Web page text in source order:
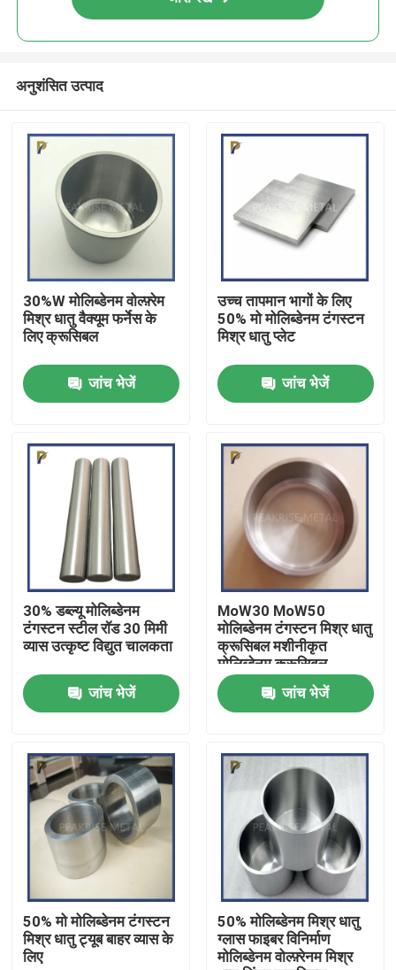
घर
वीडियो
वीआर शो
हमारे बारे में
गुणवत्ता नियंत्रण
हमसे संपर्क करें
एक उद्धरण का अनुरोध करें
मोलिब्डेनम टंगस्टन मिश्र धातु
अनुशंसित उत्पाद
30%W मोलिब्डेनम वोल्फ़्रेम
मिश्र धातु वैक्यूम फर्नेस के
लिए क्रूसिबल
जांच भेजें
उच्च तापमान भागों के लिए
50% मो मोलिब्डेनम टंगस्टन
मिश्र धातु प्लेट
जांच भेजें
30% डब्ल्यू मोलिब्डेनम
टंगस्टन स्टील रॉड 30 मिमी
व्यास उत्कृष्ट विद्युत चालकता
जांच भेजें
MoW30 MoW50
मोलिब्डेनम टंगस्टन मिश्र धातु
क्रूसिबल मशीनीकृत
मोलिब्डेनम क्रूसिबल
जांच भेजें
50% मो मोलिब्डेनम टंगस्टन
मिश्र धातु ट्यूब बाहर व्यास के
लिए
50% मोलिब्डेनम मिश्र धातु
ग्लास फाइबर विनिर्माण
मोलिब्डेनम वोल्फ़्रेनम मिश्र